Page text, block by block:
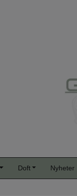
Doft Nyheter